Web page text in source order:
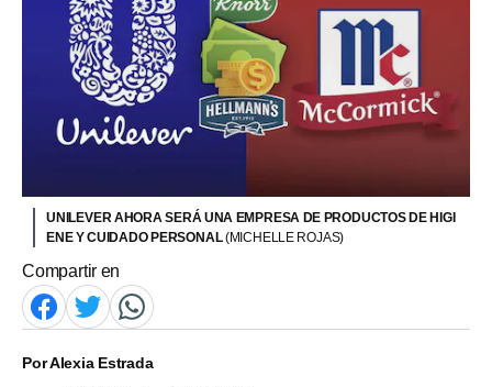
UNILEVER AHORA SERÁ UNA EMPRESA DE PRODUCTOS DE HIGI
ENE Y CUIDADO PERSONAL(MICHELLE ROJAS)
Compartir en
PorAlexia Estrada